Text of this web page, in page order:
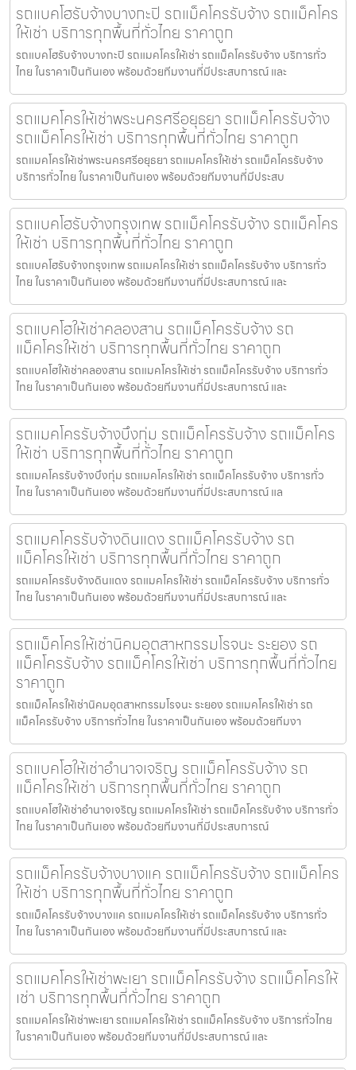
รถแบคโฮรับจ้างบางกะปิ รถแม็คโครรับจ้าง รถแม็คโคร
ให้เช่า บริการทุกพื้นที่ทั่วไทย ราคาถูก
รถแบคโฮรับจ้างบางกะปิ รถแมคโครให้เช่า รถแม็คโครรับจ้าง บริการทั่ว
ไทย ในราคาเป็นกันเอง พร้อมด้วยทีมงานที่มีประสบการณ์ และ
รถแมคโครให้เช่าพระนครศรีอยุธยา รถแม็คโครรับจ้าง
รถแม็คโครให้เช่า บริการทุกพื้นที่ทั่วไทย ราคาถูก
รถแมคโครให้เช่าพระนครศรีอยุธยา รถแมคโครให้เช่า รถแม็คโครรับจ้าง
บริการทั่วไทย ในราคาเป็นกันเอง พร้อมด้วยทีมงานที่มีประสบ
รถแบคโฮรับจ้างกรุงเทพ รถแม็คโครรับจ้าง รถแม็คโคร
ให้เช่า บริการทุกพื้นที่ทั่วไทย ราคาถูก
รถแบคโฮรับจ้างกรุงเทพ รถแมคโครให้เช่า รถแม็คโครรับจ้าง บริการทั่ว
ไทย ในราคาเป็นกันเอง พร้อมด้วยทีมงานที่มีประสบการณ์ และ
รถแบคโฮให้เช่าคลองสาน รถแม็คโครรับจ้าง รถ
แม็คโครให้เช่า บริการทุกพื้นที่ทั่วไทย ราคาถูก
รถแบคโฮให้เช่าคลองสาน รถแมคโครให้เช่า รถแม็คโครรับจ้าง บริการทั่ว
ไทย ในราคาเป็นกันเอง พร้อมด้วยทีมงานที่มีประสบการณ์ และ
รถแมคโครรับจ้างบึงกุ่ม รถแม็คโครรับจ้าง รถแม็คโคร
ให้เช่า บริการทุกพื้นที่ทั่วไทย ราคาถูก
รถแมคโครรับจ้างบึงกุ่ม รถแมคโครให้เช่า รถแม็คโครรับจ้าง บริการทั่ว
ไทย ในราคาเป็นกันเอง พร้อมด้วยทีมงานที่มีประสบการณ์ แล
รถแมคโครรับจ้างดินแดง รถแม็คโครรับจ้าง รถ
แม็คโครให้เช่า บริการทุกพื้นที่ทั่วไทย ราคาถูก
รถแมคโครรับจ้างดินแดง รถแมคโครให้เช่า รถแม็คโครรับจ้าง บริการทั่ว
ไทย ในราคาเป็นกันเอง พร้อมด้วยทีมงานที่มีประสบการณ์ และ
รถแม็คโครให้เช่านิคมอุตสาหกรรมโรจนะ ระยอง รถ
แม็คโครรับจ้าง รถแม็คโครให้เช่า บริการทุกพื้นที่ทั่วไทย
ราคาถูก
รถแม็คโครให้เช่านิคมอุตสาหกรรมโรจนะ ระยอง รถแมคโครให้เช่า รถ
แม็คโครรับจ้าง บริการทั่วไทย ในราคาเป็นกันเอง พร้อมด้วยทีมงา
รถแบคโฮให้เช่าอำนาจเจริญ รถแม็คโครรับจ้าง รถ
แม็คโครให้เช่า บริการทุกพื้นที่ทั่วไทย ราคาถูก
รถแบคโฮให้เช่าอำนาจเจริญ รถแมคโครให้เช่า รถแม็คโครรับจ้าง บริการทั่ว
ไทย ในราคาเป็นกันเอง พร้อมด้วยทีมงานที่มีประสบการณ์
รถแม็คโครรับจ้างบางแค รถแม็คโครรับจ้าง รถแม็คโคร
ให้เช่า บริการทุกพื้นที่ทั่วไทย ราคาถูก
รถแม็คโครรับจ้างบางแค รถแมคโครให้เช่า รถแม็คโครรับจ้าง บริการทั่ว
ไทย ในราคาเป็นกันเอง พร้อมด้วยทีมงานที่มีประสบการณ์ และ
รถแมคโครให้เช่าพะเยา รถแม็คโครรับจ้าง รถแม็คโครให้
เช่า บริการทุกพื้นที่ทั่วไทย ราคาถูก
รถแมคโครให้เช่าพะเยา รถแมคโครให้เช่า รถแม็คโครรับจ้าง บริการทั่วไทย
ในราคาเป็นกันเอง พร้อมด้วยทีมงานที่มีประสบการณ์ และ